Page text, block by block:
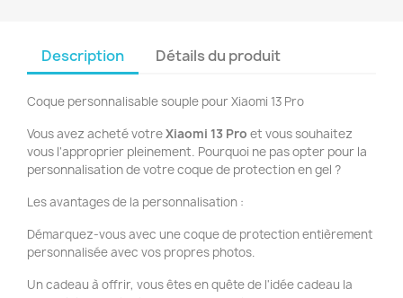
Description Détails du produit
Coque personnalisable souple pour Xiaomi 13 Pro
Vous avez acheté votreXiaomi 13 Pro et vous souhaitez
vous l'approprier pleinement. Pourquoi ne pas opter pour la
personnalisation de votre coque de protection en gel ?
Les avantages de la personnalisation :
Démarquez-vous avec une coque de protection entièrement
personnalisée avec vos propres photos.
Un cadeau à offrir, vous êtes en quête de l'idée cadeau la